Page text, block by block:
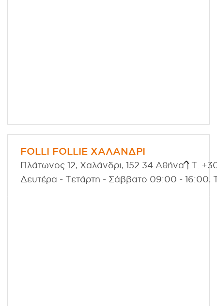
FOLLI FOLLIE ΧΑΛΑΝΔΡΙ
Πλάτωνος 12, Χαλάνδρι, 152 34 Αθήνα | Τ.
Δευτέρα - Τετάρτη - Σάββατο 09:00 - 16:00,